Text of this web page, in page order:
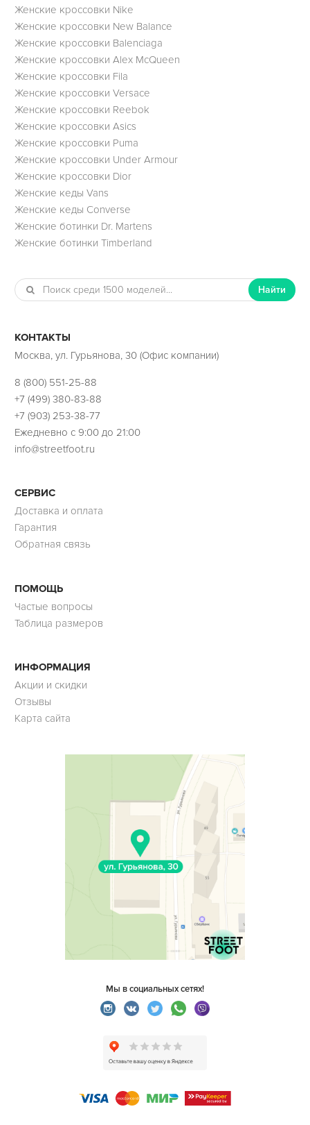
Женские кроссовки Nike
Женские кроссовки New Balance
Женские кроссовки Balenciaga
Женские кроссовки Alex McQueen
Женские кроссовки Fila
Женские кроссовки Versace
Женские кроссовки Reebok
Женские кроссовки Asics
Женские кроссовки Puma
Женские кроссовки Under Armour
Женские кроссовки Dior
Женские кеды Vans
Женские кеды Converse
Женские ботинки Dr. Martens
Женские ботинки Timberland
Найти
КОНТАКТЫ
Москва, ул. Гурьянова, 30 (Офис компании)
8 (800) 551-25-88
+7 (499) 380-83-88
+7 (903) 253-38-77
Ежедневно с 9:00 до 21:00
info@streetfoot.ru
СЕРВИС
Доставка и оплата
Гарантия
Обратная связь
ПОМОЩЬ
Частые вопросы
Таблица размеров
ИНФОРМАЦИЯ
Акции и скидки
Отзывы
Карта сайта
Мы в социальных сетях!